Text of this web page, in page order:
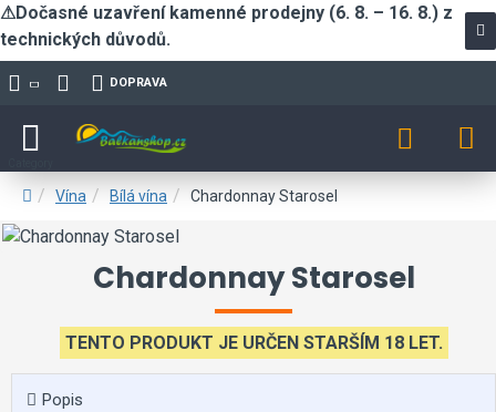
⚠Dočasné uzavření kamenné prodejny (6. 8. – 16. 8.) z
technických důvodů.
DOPRAVA
Vína Bílá vína Chardonnay Starosel
Chardonnay Starosel
TENTO PRODUKT JE URČEN STARŠÍM 18 LET.
Popis